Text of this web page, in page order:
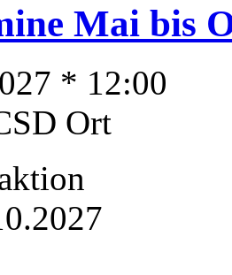
Mai bis
* 12:00
Ort